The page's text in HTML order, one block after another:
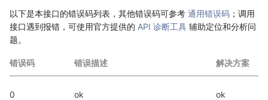
以下是本接口的错误码列表，其他错误码可参考 通用错误码 ；调用
接口遇到报错，可使用官方提供的 API 诊断工具 辅助定位和分析问
题。
错误码 错误描述 解决方案
0 ok ok